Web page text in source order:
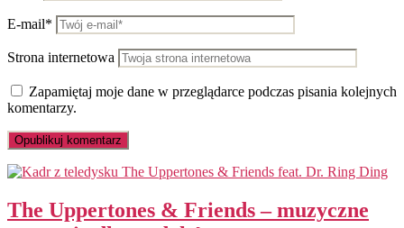
E-mail*
Strona internetowa
Zapamiętaj moje dane w przeglądarce podczas pisania kolejnych
komentarzy.
The Uppertones & Friends – muzyczne